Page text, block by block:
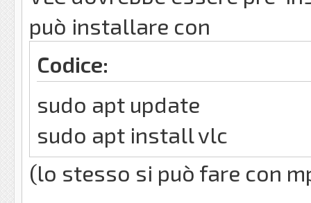
può installare con
Codice:
sudo apt update
sudo apt install vlc
(lo stesso si può fare con